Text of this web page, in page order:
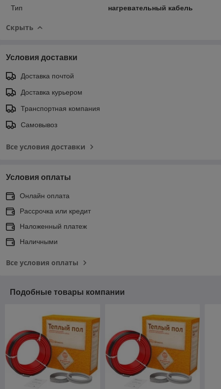
Тип
нагревательный кабель
Скрыть
Условия доставки
Доставка почтой
Доставка курьером
Транспортная компания
Самовывоз
Все условия доставки
Условия оплаты
Онлайн оплата
Рассрочка или кредит
Наложенный платеж
Наличными
Все условия оплаты
Подобные товары компании